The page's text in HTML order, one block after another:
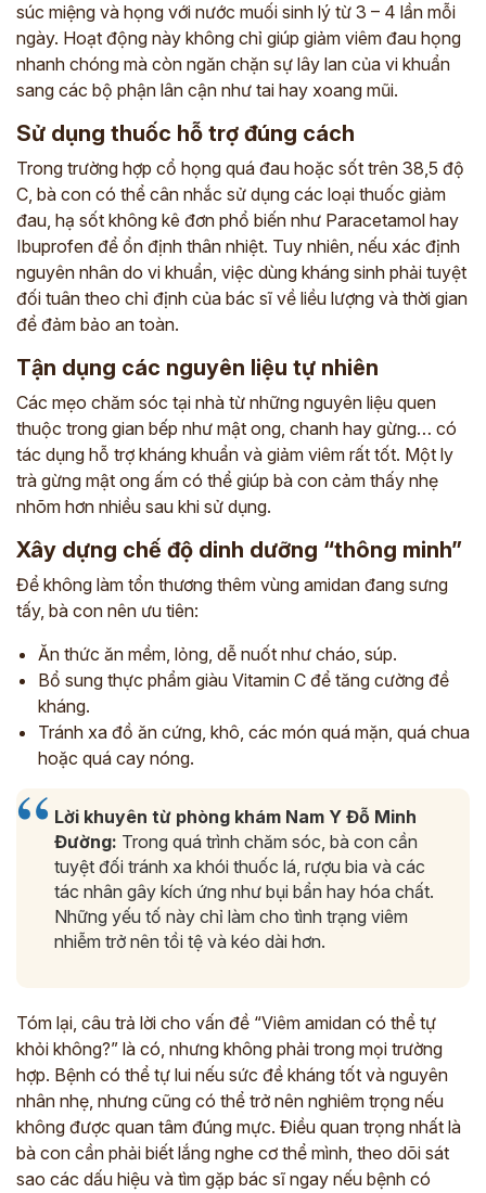
súc miệng và họng với nước muối sinh lý từ 3 – 4 lần mỗi
ngày. Hoạt động này không chỉ giúp giảm viêm đau họng
nhanh chóng mà còn ngăn chặn sự lây lan của vi khuẩn
sang các bộ phận lân cận như tai hay xoang mũi.
Sử dụng thuốc hỗ trợ đúng cách
Trong trường hợp cổ họng quá đau hoặc sốt trên 38,5 độ
C, bà con có thể cân nhắc sử dụng các loại thuốc giảm
đau, hạ sốt không kê đơn phổ biến như Paracetamol hay
Ibuprofen để ổn định thân nhiệt. Tuy nhiên, nếu xác định
nguyên nhân do vi khuẩn, việc dùng kháng sinh phải tuyệt
đối tuân theo chỉ định của bác sĩ về liều lượng và thời gian
để đảm bảo an toàn.
Tận dụng các nguyên liệu tự nhiên
Các mẹo chăm sóc tại nhà từ những nguyên liệu quen
thuộc trong gian bếp như mật ong, chanh hay gừng… có
tác dụng hỗ trợ kháng khuẩn và giảm viêm rất tốt. Một ly
trà gừng mật ong ấm có thể giúp bà con cảm thấy nhẹ
nhõm hơn nhiều sau khi sử dụng.
Xây dựng chế độ dinh dưỡng “thông minh”
Để không làm tổn thương thêm vùng amidan đang sưng
tấy, bà con nên ưu tiên:
Ăn thức ăn mềm, lỏng, dễ nuốt như cháo, súp.
Bổ sung thực phẩm giàu Vitamin C để tăng cường đề
kháng.
Tránh xa đồ ăn cứng, khô, các món quá mặn, quá chua
hoặc quá cay nóng.
Lời khuyên từ phòng khám Nam Y Đỗ Minh
Đường: Trong quá trình chăm sóc, bà con cần
tuyệt đối tránh xa khói thuốc lá, rượu bia và các
tác nhân gây kích ứng như bụi bẩn hay hóa chất.
Những yếu tố này chỉ làm cho tình trạng viêm
nhiễm trở nên tồi tệ và kéo dài hơn.
Tóm lại, câu trả lời cho vấn đề “Viêm amidan có thể tự
khỏi không?” là có, nhưng không phải trong mọi trường
hợp. Bệnh có thể tự lui nếu sức đề kháng tốt và nguyên
nhân nhẹ, nhưng cũng có thể trở nên nghiêm trọng nếu
không được quan tâm đúng mực. Điều quan trọng nhất là
bà con cần phải biết lắng nghe cơ thể mình, theo dõi sát
sao các dấu hiệu và tìm gặp bác sĩ ngay nếu bệnh có
ĐĂNG KÝ TƯ VẤN
THĂM KHÁM
CÙNG CHUYÊN GIA Y HỌC CỔ TRUYỀN
ĐĂNG KÝ TƯ VẤN »
ĐĂNG KÝ ĐẾN KHÁM TRỰC TIẾP